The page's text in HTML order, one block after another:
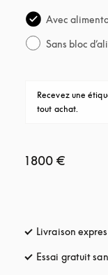
Avec
Sans bloc
Recevez une
tout achat.
1 800 €
Livraison
Essai gratuit